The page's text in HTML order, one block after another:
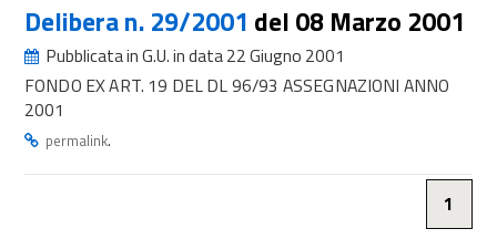
Delibera n. 29/2001 del 08 Marzo 2001
Pubblicata in G.U. in data 22 Giugno 2001
FONDO EX ART. 19 DEL DL 96/93 ASSEGNAZIONI ANNO
2001
permalink.
1